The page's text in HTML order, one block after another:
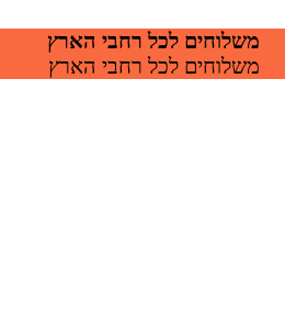
משלוחים לכל רחבי הארץ
משלוחים לכל רחבי הארץ